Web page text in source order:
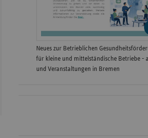
Neues zur Betrieblichen
für kleine und mittelständische Betriebe -
und Veranstaltungen in Bremen